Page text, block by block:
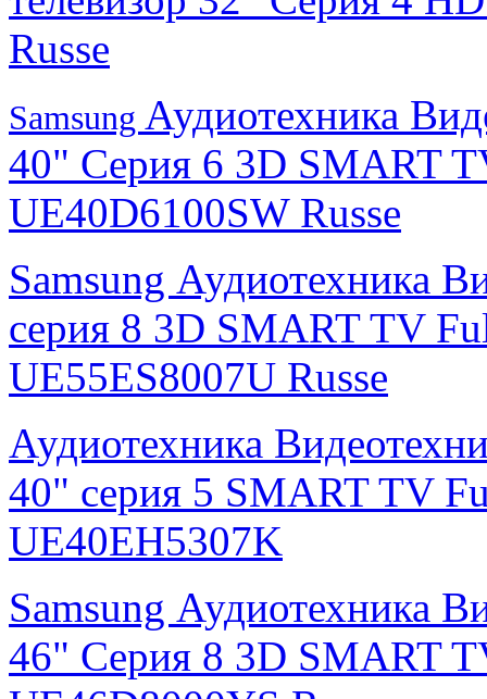
Russe
Samsung Аудиотехника
40" Серия 6 3D SMART
UE40D6100SW Russe
Samsung Аудиотехника
серия 8 3D SMART TV
UE55ES8007U Russe
Аудиотехника
40" серия 5 SMART TV
UE40EH5307K
Samsung Аудиотехника
46" Серия 8 3D SMART